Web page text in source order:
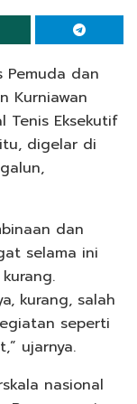
Pemuda dan
Kurniawan
Tenis Eksekutif
digelar di
dan
selama ini
kurang, salah
seperti
ujarnya.
nasional